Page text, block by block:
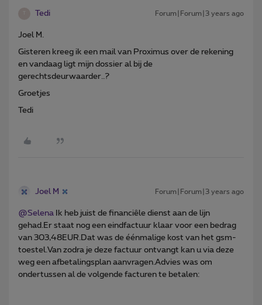
Tedi Forum|Forum|3 years ago
Joel M.
Gisteren kreeg ik een mail van Proximus over de rekening
en vandaag ligt mijn dossier al bij de
gerechtsdeurwaarder..?
Groetjes
Tedi
Joel M Forum|Forum|3 years ago
@Selena Ik heb juist de financiêle dienst aan de lijn
gehad.Er staat nog een eindfactuur klaar voor een bedrag
van 303,48EUR.Dat was de éénmalige kost van het gsm-
toestel.Van zodra je deze factuur ontvangt kan u via deze
weg een afbetalingsplan aanvragen.Advies was om
ondertussen al de volgende facturen te betalen: